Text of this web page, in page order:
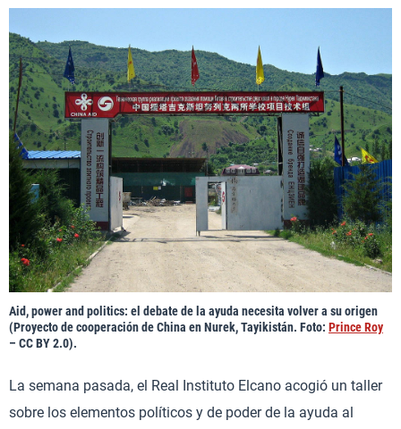
Aid, power and politics: el debate de la ayuda necesita volver a su origen
(Proyecto de cooperación de China en Nurek, Tayikistán. Foto: Prince Roy
– CC BY 2.0).
La semana pasada, el Real Instituto Elcano acogió un taller
sobre los elementos políticos y de poder de la ayuda al